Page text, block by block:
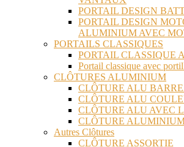
PORTAIL DESIGN
PORTAIL DESIGN
ALUMINIUM AVEC
PORTAILS CLASSIQUES
PORTAIL CLASSIQUE
Portail classique avec
CLÔTURES ALUMINIUM
CLÔTURE ALU
CLÔTURE ALU
CLÔTURE ALU AVEC
CLÔTURE
Autres Clôtures
CLÔTURE ASSORTIE